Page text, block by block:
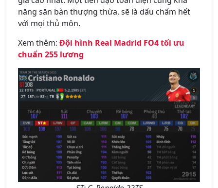
năng săn bàn thượng thừa, sẽ là dấu chấm hết
với mọi thủ môn.
Xem thêm: Đội hình Real Madrid FO4 tối ưu
chuẩn 255 lương